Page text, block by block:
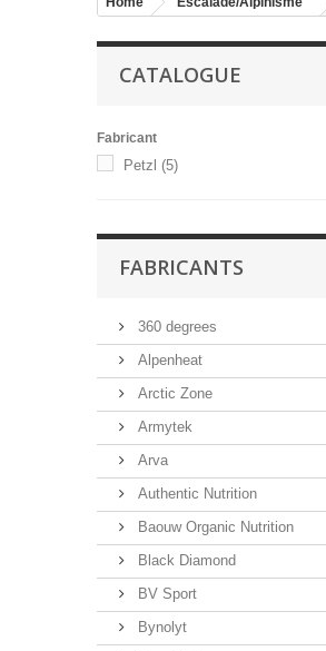
CATALOGUE
Fabricant
Petzl (5)
FABRICANTS
360 degrees
Alpenheat
Arctic Zone
Armytek
Arva
Authentic Nutrition
Baouw Organic Nutrition
Black Diamond
BV Sport
Bynolyt